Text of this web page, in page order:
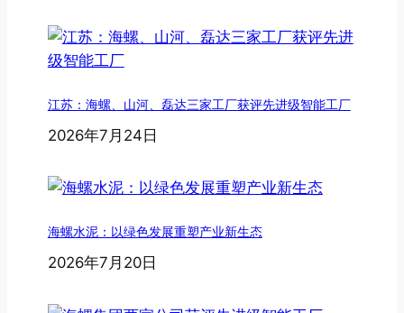
江苏：海螺、山河、磊达三家工厂获评先进级智能工厂
2026年7月24日
海螺水泥：以绿色发展重塑产业新生态
2026年7月20日